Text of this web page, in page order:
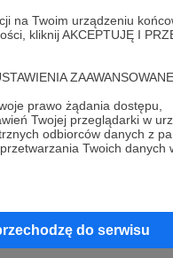
na Twoim urządzeniu
kliknij AKCEPTUJĘ I
prawo żądania dostępu,
Twojej przeglądarki w
odbiorców danych z
Twoich danych
do serwisu
w zakresie historii
w Warszawie,
i inne.